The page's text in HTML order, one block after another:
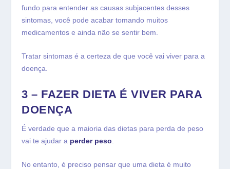
fundo para entender as causas subjacentes desses
sintomas, você pode acabar tomando muitos
medicamentos e ainda não se sentir bem.
Tratar sintomas é a certeza de que você vai viver para a
doença.
3 – FAZER DIETA É VIVER PARA
DOENÇA
É verdade que a maioria das dietas para perda de peso
vai te ajudar a perder peso
No entanto, é preciso pensar que uma dieta é muito